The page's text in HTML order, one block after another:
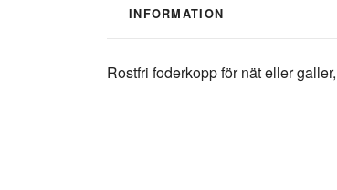
INFORMATION
Rostfri foderkopp för nät eller